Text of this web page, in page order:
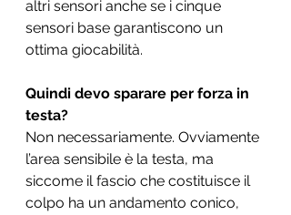
altri sensori anche se i cinque
sensori base garantiscono un
ottima giocabilità.
Quindi devo sparare per forza in
testa?
Non necessariamente. Ovviamente
l’area sensibile è la testa, ma
siccome il fascio che costituisce il
colpo ha un andamento conico,